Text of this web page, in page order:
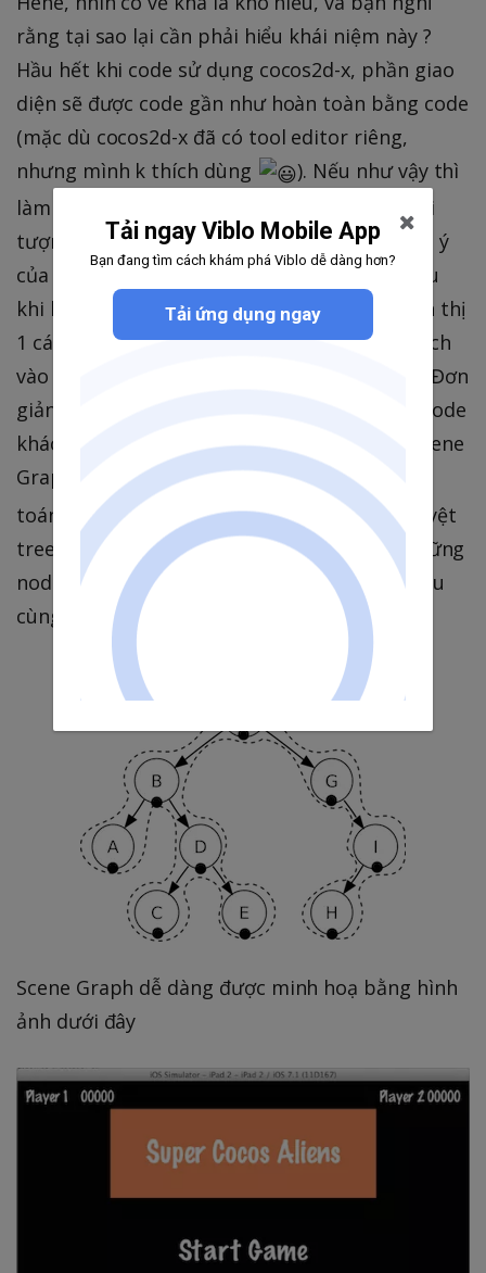
rằng tại sao lại cần phải hiểu khái niệm này ?
Hầu hết khi code sử dụng cocos2d-x, phần giao
diện sẽ được code gần như hoàn toàn bằng code
(mặc dù cocos2d-x đã có tool editor riêng,
nhưng mình k thích dùng
). Nếu như vậy thì
làm thế nào để bạn biết được việc draw 1 đối
tượng sẽ được coco2d-x thực hiện đúng theo ý
của bạn. Tôi có thể đảm bảo rằng đôi lúc, sau
khi bạn draw 1 Menu lên Scene, nó được hiển thị
1 cách hoàn hảo. Perfect! Nhưng khi bạn touch
vào thì lại k xảy ra hiện tượng gì cả =)). Omg! Đơn
giản Menu của bạn đang được draw dưới 1 Node
khác. Vậy bạn đã biết tầm quan trọng của Scene
Graph rồi đấy
. Cocos2d-x sử dụng thuật
toán in-order walk. in-order walk sẽ được duyệt
tree từ trái sang phải, xuất phát từ root. Những
node nằm ở nhánh bên phải sẽ được draw sau
cùng.
Scene Graph dễ dàng được minh hoạ bằng hình
ảnh dưới đây
Tải ngay Viblo Mobile App
Bạn đang tìm cách khám phá Viblo dễ dàng hơn?
Tải ứng dụng ngay